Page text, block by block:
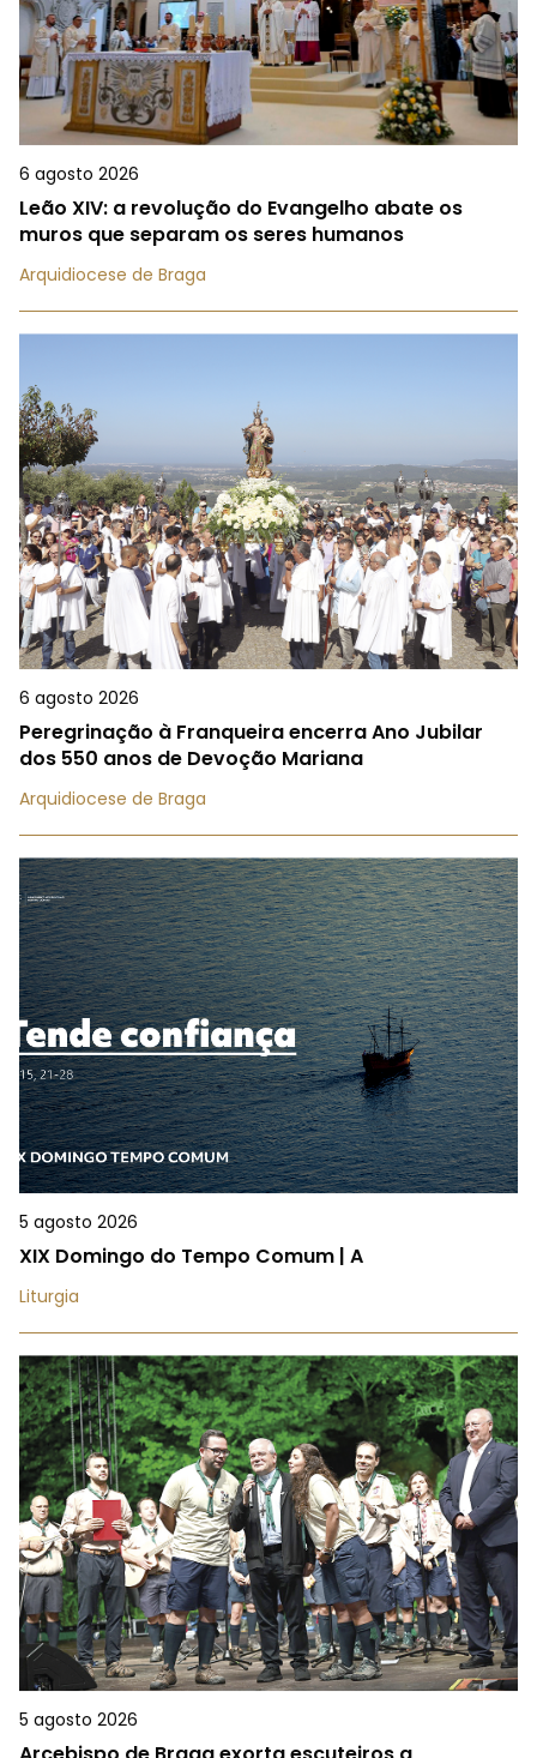
6 agosto 2026
Leão XIV: a revolução do Evangelho abate os
muros que separam os seres humanos
Arquidiocese de Braga
6 agosto 2026
Peregrinação à Franqueira encerra Ano Jubilar
dos 550 anos de Devoção Mariana
Arquidiocese de Braga
5 agosto 2026
XIX Domingo do Tempo Comum | A
Liturgia
5 agosto 2026